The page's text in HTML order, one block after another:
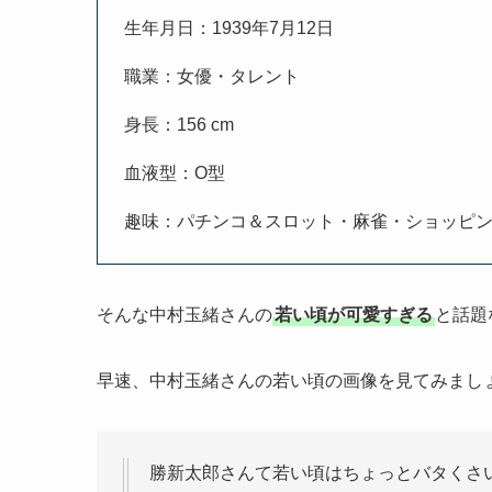
生年月日：1939年7月12日
職業：女優・タレント
身長：156 cm
血液型：O型
趣味：パチンコ＆スロット・麻雀・ショッピ
そんな中村玉緒さんの若い頃が可愛すぎる と話
早速、中村玉緒さんの若い頃の画像を見てみまし
勝新太郎さんて若い頃はちょっとバタく